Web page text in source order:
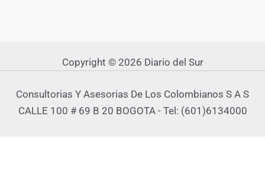
Copyright © 2026 Diario del Sur
Consultorias Y Asesorias De Los Colombianos S A S
CALLE 100 # 69 B 20 BOGOTA - Tel: (601)6134000